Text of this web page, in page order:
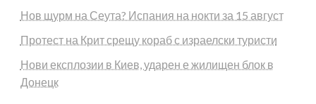
Нов щурм на Сеута? Испания на нокти за 15 август
Протест на Крит срещу кораб с израелски туристи
Нови експлозии в Киев, ударен е жилищен блок в
Донецк